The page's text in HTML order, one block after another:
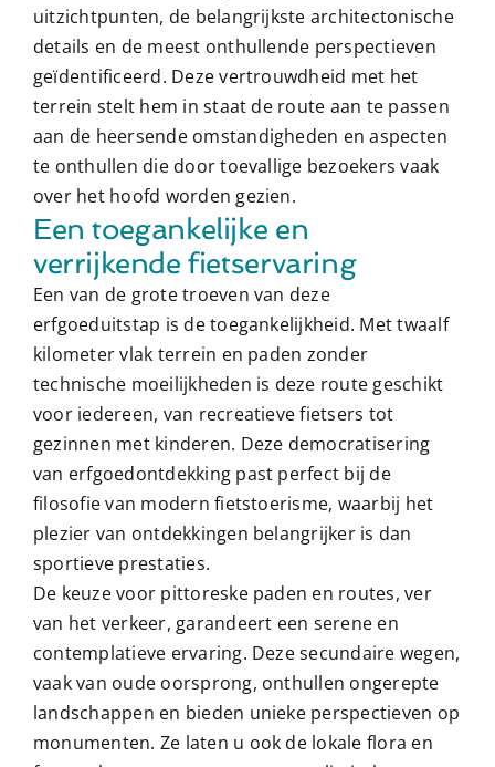
uitzichtpunten, de belangrijkste architectonische
details en de meest onthullende perspectieven
geïdentificeerd. Deze vertrouwdheid met het
terrein stelt hem in staat de route aan te passen
aan de heersende omstandigheden en aspecten
te onthullen die door toevallige bezoekers vaak
over het hoofd worden gezien.
Een toegankelijke en
verrijkende fietservaring
Een van de grote troeven van deze
erfgoeduitstap is de toegankelijkheid. Met twaalf
kilometer vlak terrein en paden zonder
technische moeilijkheden is deze route geschikt
voor iedereen, van recreatieve fietsers tot
gezinnen met kinderen. Deze democratisering
van erfgoedontdekking past perfect bij de
filosofie van modern fietstoerisme, waarbij het
plezier van ontdekkingen belangrijker is dan
sportieve prestaties.
De keuze voor pittoreske paden en routes, ver
van het verkeer, garandeert een serene en
contemplatieve ervaring. Deze secundaire wegen,
vaak van oude oorsprong, onthullen ongerepte
landschappen en bieden unieke perspectieven op
monumenten. Ze laten u ook de lokale flora en